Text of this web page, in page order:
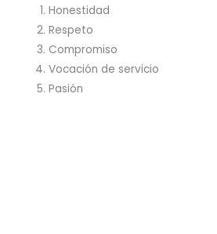
Honestidad
Respeto
Compromiso
Vocación de servicio
Pasión